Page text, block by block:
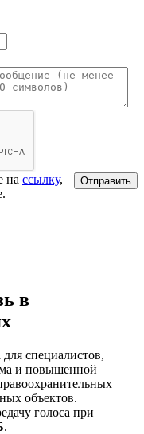
Отправить
на ссылку,
в
специалистов,
и повышенной
объектов.
голоса при
.